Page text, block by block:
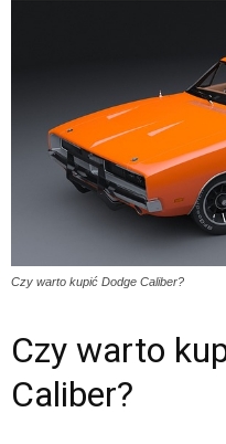
Czy warto kupić Dodge Caliber?
Czy warto
Caliber?